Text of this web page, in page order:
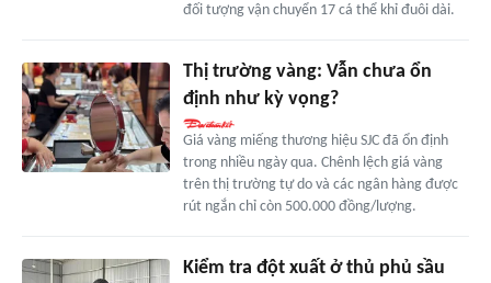
đối tượng vận chuyển 17 cá thể khỉ đuôi dài.
Thị trường vàng: Vẫn chưa ổn
định như kỳ vọng?
Giá vàng miếng thương hiệu SJC đã ổn định
trong nhiều ngày qua. Chênh lệch giá vàng
trên thị trường tự do và các ngân hàng được
rút ngắn chỉ còn 500.000 đồng/lượng.
Kiểm tra đột xuất ở thủ phủ sầu